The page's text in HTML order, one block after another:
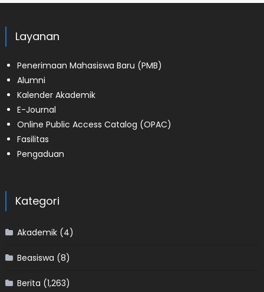
Layanan
Penerimaan Mahasiswa Baru (PMB)
Alumni
Kalender Akademik
E-Journal
Online Public Access Catalog (OPAC)
Fasilitas
Pengaduan
Kategori
Akademik(4)
Beasiswa (8)
Berita (1,263)